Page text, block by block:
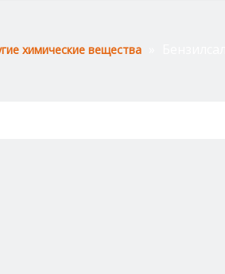
химические вещества